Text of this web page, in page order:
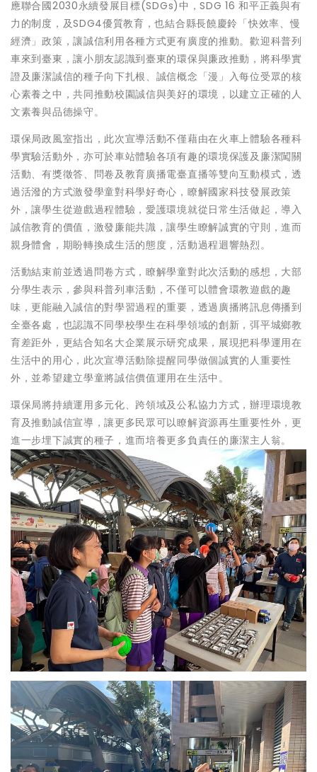
應聯合國2030永續發展目標(SDGs)中，SDG 16 和平正義與有
力的制度，及SDG4優質教育，也結合縣長饒慶鈴「快效率、慢
經濟」政策，讓誠信利用各種方式更有廣度的推動。歡迎科普列
車來到臺東，讓小朋友認識到臺東的環保與廉政推動，將科學實
證及廉潔誠信的種子向下扎根、誠信概念「漫」入每位受眾的核
心素養之中，共同推動校園誠信與美好的環境，以建立正確的人
文素養與品德操守。
環保局政風室指出，此次宣導活動不僅藉由在火車上體驗各種科
學實驗活動外，亦可於車站體驗各項有趣的環境保護及廉潔闖關
活動、有獎徵答、問卷及教育廣播電臺直播等雙向互動模式，透
過活潑的方式激發學童對科學好奇心，瞭解國家科技發展政策
外，讓學生從遊戲過程體驗，愛護環境就從日常生活做起，導入
誠信教育的價值，激發廉能共識，讓學生瞭解誠實的守則，進而
親身體會，期盼轉換成生活的態度，活動過程迴響熱烈。
活動結束前並透過問卷方式，瞭解學童對此次活動的感想，大部
分學生表示，參與科普列車活動，不僅可以體會環教遊戲的趣
味，更能融入誠信的對學習過程的重要，透過廣播將訊息傳播到
全臺各處，也認識不同學校學生在科學領域的創新，弭平城鄉教
育差距外，更結合知名大企業展示研究成果，展現把科學運用在
生活中的用心，此次宣導活動除提醒同學做個誠實的人重要性
外，並希望建立學童將誠信價值運用在生活中。
環保局將持續運用多元化、跨領域及公私協力方式，辦理環境教
育及推動誠信宣導，讓更多民眾可以瞭解資源再生重要性外，更
進一步埋下誠實的種子，進而培養更多負責任的廉潔主人翁。